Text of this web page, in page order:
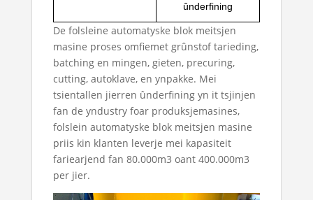
ûnderfining
De folsleine automatyske blok meitsjen
masine proses omfiemet grûnstof tarieding,
batching en mingen, gieten, precuring,
cutting, autoklave, en ynpakke. Mei
tsientallen jierren ûnderfining yn it tsjinjen
fan de yndustry foar produksjemasines,
folslein automatyske blok meitsjen masine
priis kin klanten leverje mei kapasiteit
fariearjend fan 80.000m3 oant 400.000m3
per jier.